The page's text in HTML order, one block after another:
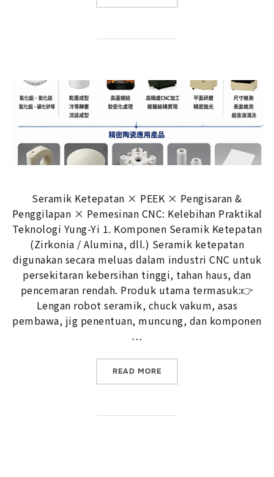
Seramik Ketepatan × PEEK × Pengisaran &
Penggilapan × Pemesinan CNC: Kelebihan Praktikal
Teknologi Yung-Yi 1. Komponen Seramik Ketepatan
(Zirkonia / Alumina, dll.) Seramik ketepatan
digunakan secara meluas dalam industri CNC untuk
persekitaran kebersihan tinggi, tahan haus, dan
pencemaran rendah. Produk utama termasuk:👉
Lengan robot seramik, chuck vakum, asas
pembawa, jig penentuan, muncung, dan komponen
…
READ MORE